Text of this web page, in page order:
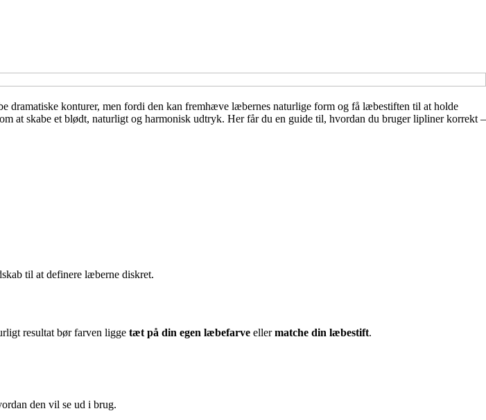
konturer, men fordi den kan fremhæve læbernes naturlige form og få læbestiften til at holde
at skabe et blødt, naturligt og harmonisk udtryk. Her får du en guide til, hvordan du bruger lipliner korrekt –
til at definere læberne diskret.
resultat bør farven ligge tæt på din egen læbefarve ellermatche din læbestift.
den vil se ud i brug.